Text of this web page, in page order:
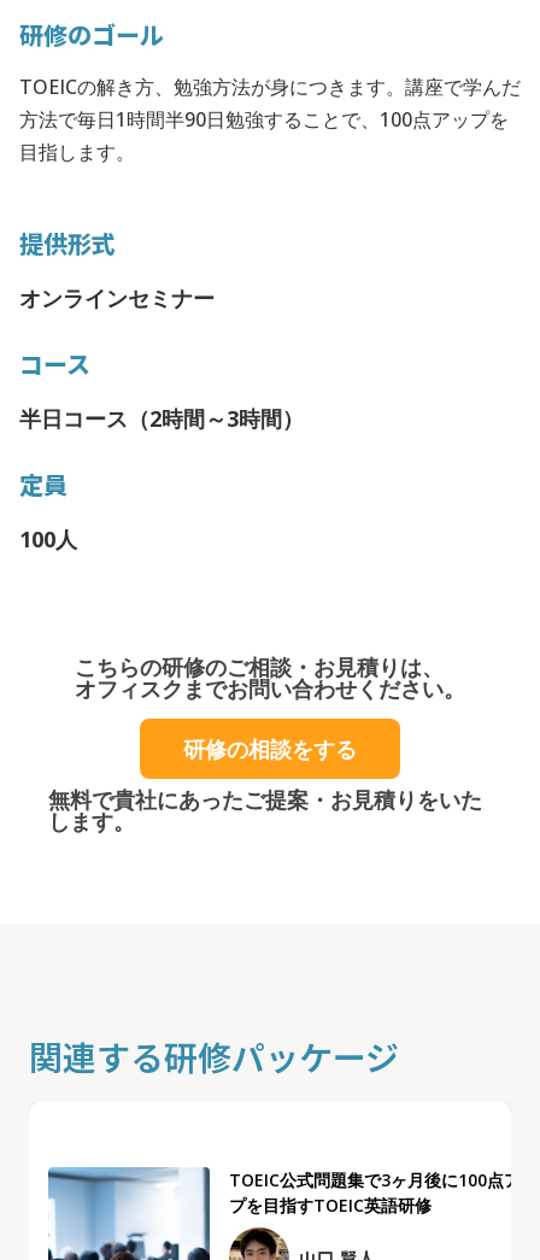
研修のゴール
TOEICの解き方、勉強方法が身につきます。講座で学んだ
方法で毎日1時間半90日勉強することで、100点アップを
目指します。
提供形式
オンラインセミナー
コース
半日コース（2時間～3時間）
定員
100人
こちらの研修のご相談・お見積りは、
オフィスクまでお問い合わせください。
研修の相談をする
無料で貴社にあったご提案・お見積りをいた
します。
関連する研修パッケージ
TOEIC公式問題集で3ヶ月後に100点アッ
プを目指すTOEIC英語研修